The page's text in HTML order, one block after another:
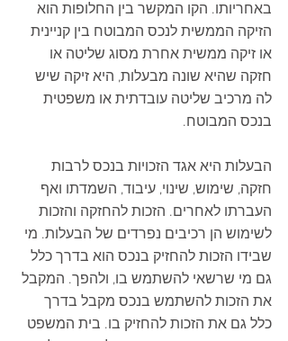
באחריותו. הקו המקשר בין החלופות הוא
הזיקה הממשית לנכס המבוטח בין קניינית
או זיקה ממשית אחרת מסוג שליטה או
חזקה שהיא שונה מבעלות, היא זיקה שיש
לה מרכיב שליטה עובדתית או משפטית
בנכס המבוטח.
הבעלות היא אגד הזכויות בנכס לרבות
חזקה, שימוש, שינוי, עיבוד, השמדתו ואף
העברתו לאחרים. הזכות להחזקה והזכות
לשימוש הן רכיבים נפרדים של הבעלות. מי
שבידו הזכות להחזיק בנכס הוא בדרך כלל
גם מי שרשאי להשתמש בו, ולהפך. המקבל
את הזכות להשתמש בנכס מקבל בדרך
כלל גם את הזכות להחזיק בו. בית המשפט